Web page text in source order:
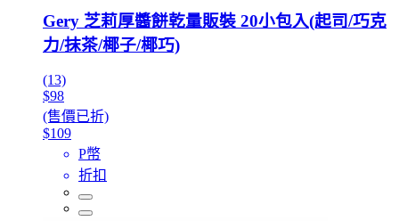
Gery 芝莉厚醬餅乾量販裝 20小包入(起司/巧克
力/抹茶/椰子/椰巧)
(13)
$98
(售價已折)
$109
P幣
折扣